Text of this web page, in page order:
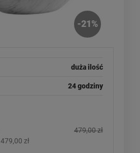
-21 %
duża ilość
24 godziny
479,00 zł
479,00 zł